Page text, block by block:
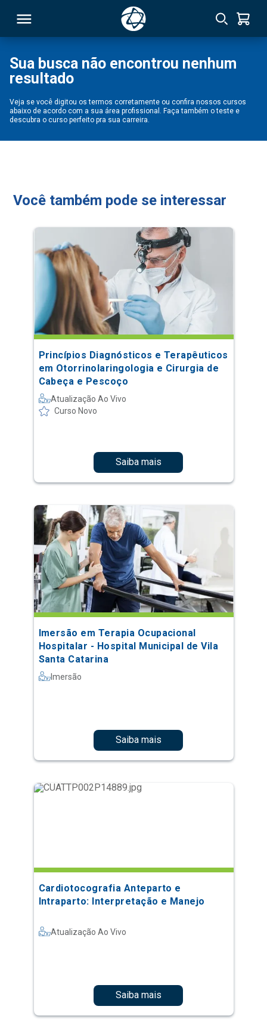
Sua busca não encontrou nenhum
resultado
Veja se você digitou os termos corretamente ou confira nossos cursos
abaixo de acordo com a sua área profissional. Faça também o teste e
descubra o curso perfeito pra sua carreira.
Você também pode se interessar
Princípios Diagnósticos e Terapêuticos
em Otorrinolaringologia e Cirurgia de
Cabeça e Pescoço
Atualização Ao Vivo
Curso Novo
Saiba mais
Imersão em Terapia Ocupacional
Hospitalar - Hospital Municipal de Vila
Santa Catarina
Imersão
Saiba mais
Cardiotocografia Anteparto e
Intraparto: Interpretação e Manejo
Atualização Ao Vivo
Saiba mais